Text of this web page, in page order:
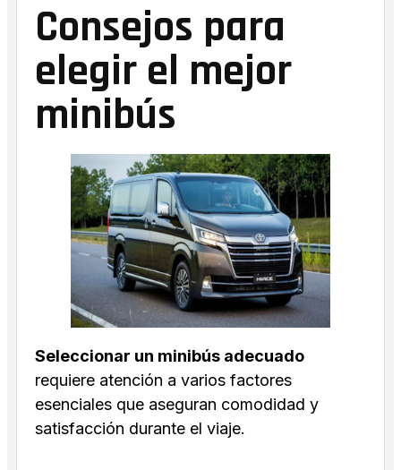
Consejos para
elegir el mejor
minibús
Seleccionar un minibús adecuado
requiere atención a varios factores
esenciales que aseguran comodidad y
satisfacción durante el viaje.